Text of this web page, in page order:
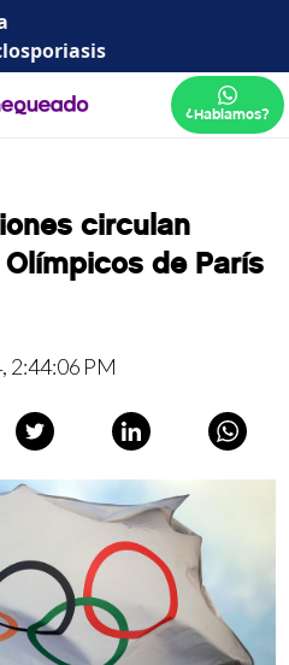
¿Hablamos?
circulan
de París
2:44:06 PM